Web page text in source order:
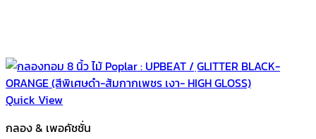
Quick View
กลอง & เพอคัชชั่น